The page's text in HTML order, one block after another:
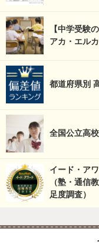
【中学受験
アカ・エル
都道府県別
全国公立高
イード・ア
（塾・通信
足度調査）